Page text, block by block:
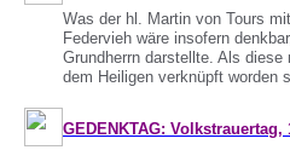
Was der hl. Martin von Tours
Federvieh wäre insofern
Grundherrn darstellte. Als
dem Heiligen verknüpft worden
GEDENKTAG: Volkstrauertag,